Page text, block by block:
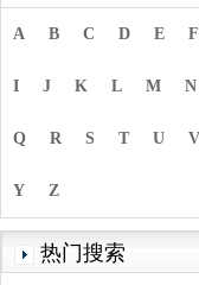
A B C D E F
I J K L M N
Q R S T U V
Y Z
热门搜索